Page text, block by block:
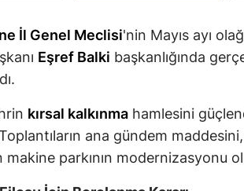
İl Genel Meclisi'nin Mayıs ayı
Eşref Balki başkanlığında
kırsal kalkınma hamlesini
ana gündem maddesini,
makine parkının modernizasyonu